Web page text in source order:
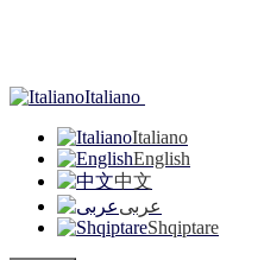
Italiano
Italiano
English
中文
عربى
Shqiptare